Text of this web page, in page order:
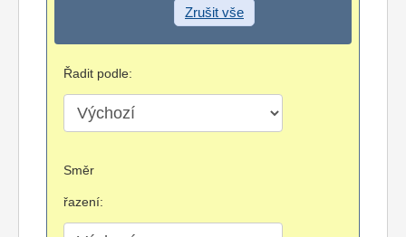
Zrušit vše
Řadit podle:
Směr
řazení: